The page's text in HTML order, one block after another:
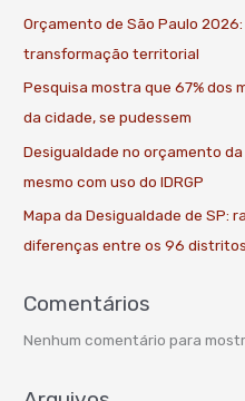
Orçamento de São Paulo
transformação territorial
Pesquisa mostra que 67% dos
da cidade, se pudessem
Desigualdade no orçamento
mesmo com uso do IDRGP
Mapa da Desigualdade de SP:
diferenças entre os 96
Comentários
Nenhum comentário para